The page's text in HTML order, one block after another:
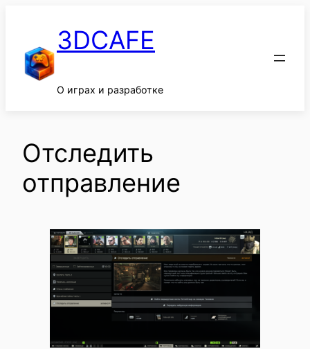
содержимому3DCAFE
О играх и разработке
Отследить
отправление